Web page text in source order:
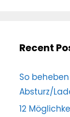
Recent
So
Absturz/
12